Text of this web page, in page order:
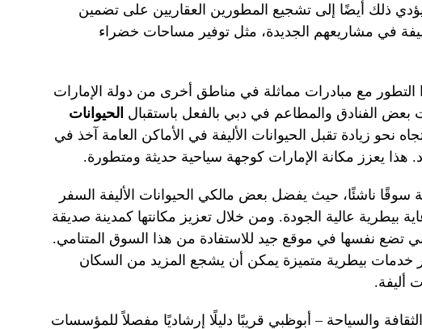
ذلك أيضًا إلى تشجيع المطورين العقاريين على تضمين
في مشاريعهم الجديدة، مثل توفير مساحات خضراء
مع مبادرات مماثلة في مناطق أخرى من دولة الإمارات
بعض الفنادق والمطاعم في دبي بالفعل باستقبال الحيوانات
نحو زيادة تقبل الحيوانات الأليفة في الأماكن العامة آخذ في
هذا يعزز مكانة الإمارات كوجهة سياحية حديثة ومتطورة.
سوقًا ناشئًا، حيث يفضل بعض مالكي الحيوانات الأليفة السفر
بيطرية عالية الجودة. ومن خلال تعزيز مكانتها كمدينة صديقة
تضع نفسها في موقع جيد للاستفادة من هذا السوق المتنامي.
خدمات بيطرية متميزة يمكن أن يشجع المزيد من السكان
أليفة.
والسياحة – أبوظبي قريبًا دليلًا إرشاديًا مفصلاً للمؤسسات